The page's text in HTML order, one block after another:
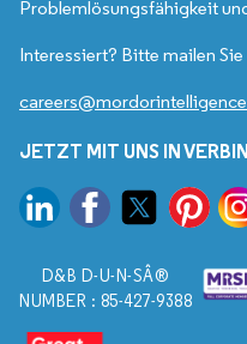
Problemlösungsfähigkeit
Interessiert? Bitte mailen Sie
JETZT MIT UNS IN
D&B D-U-N-SÂ®
NUMBER : 85-427-9388